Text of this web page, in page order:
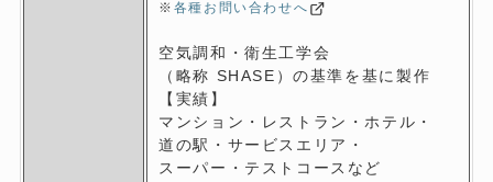
※ 各種お問い合わせへ
空気調和・衛生工学会
（略称 SHASE）の基準を基に製作
【実績】
マンション・レストラン・ホテル・
道の駅・サービスエリア・
スーパー・テストコースなど